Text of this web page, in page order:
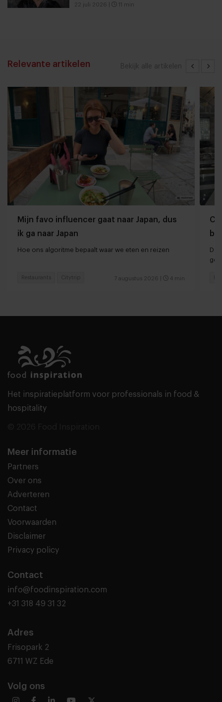
22 juli 2026 11 min
Bekijk alle artikelen
Relevante artikelen
Mijn favo influencer gaat naar Japan, dus
ik ga naar Japan
Hoe ons algoritme bepaalt waar we eten en reizen
7 augustus 2026 4 min
Restaurants Citytrip
Het inspiratieplatform voor professionals in food &
hospitality
Meer informatie
Partners
Over ons
Adverteren
Contact
Voorwaarden
Disclaimer
Privacy policy
Contact
info@foodinspiration.com
+31 318 49 31 32
Adres
Frisopark 2
6711 WZ Ede
Volg ons